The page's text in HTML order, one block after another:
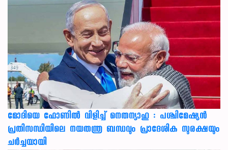
മോദിയെ ഫോണിൽ വിളിച്ച് നെതന്യാഹു : പശ്ചിമേഷ്യൻ
പ്രതിസന്ധിയിലെ നയതന്ത്ര ബന്ധവും പ്രാദേശിക സുരക്ഷയും
ചർച്ചയായി